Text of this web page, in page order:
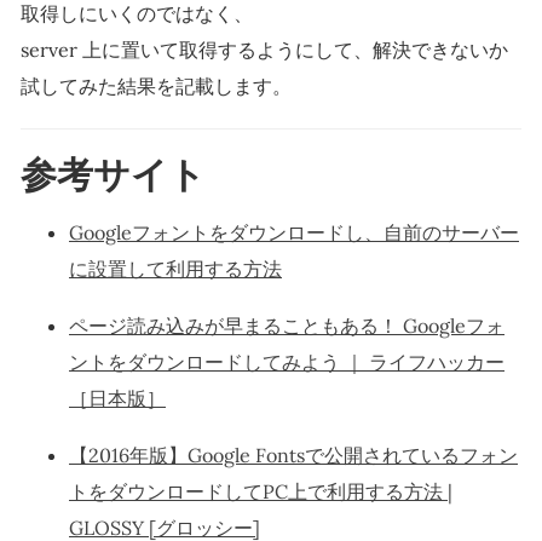
取得しにいくのではなく、
server 上に置いて取得するようにして、解決できないか
試してみた結果を記載します。
参考サイト
Googleフォントをダウンロードし、自前のサーバー
に設置して利用する方法
ページ読み込みが早まることもある！ Googleフォ
ントをダウンロードしてみよう ｜ ライフハッカー
［日本版］
【2016年版】Google Fontsで公開されているフォン
トをダウンロードしてPC上で利用する方法 |
GLOSSY [グロッシー]